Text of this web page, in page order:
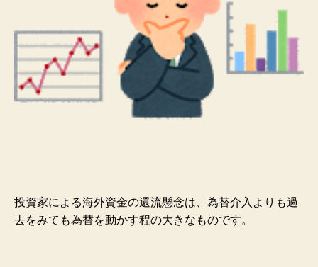
投資家による海外資金の還流懸念は、為替介入よりも過
去をみても為替を動かす程の大きなものです。